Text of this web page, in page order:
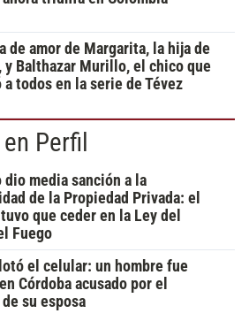
de amor de Margarita, la hija de
y Balthazar Murillo, el chico que
todos en la serie de Tévez
Perfil
dio media sanción a la
de la Propiedad Privada: el
que ceder en la Ley del
Fuego
el celular: un hombre fue
Córdoba acusado por el
su esposa